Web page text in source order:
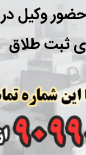
وکیل در
ثبت طلاق